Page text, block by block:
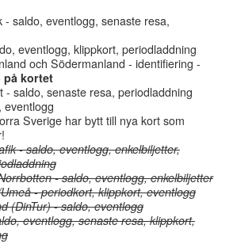
- saldo, eventlogg, senaste resa,
eventlogg, klippkort, periodladdning
och Södermanland - identifiering -
på kortet
- saldo, senaste resa, periodladdning
eventlogg
Sverige har bytt till nya kort som
- saldo, eventlogg, enkelbiljetter,
- saldo, eventlogg, enkelbiljetter
- periodkort, klippkort, eventlogg
(DinTur) - saldo, eventlogg
eventlogg, senaste resa, klippkort,